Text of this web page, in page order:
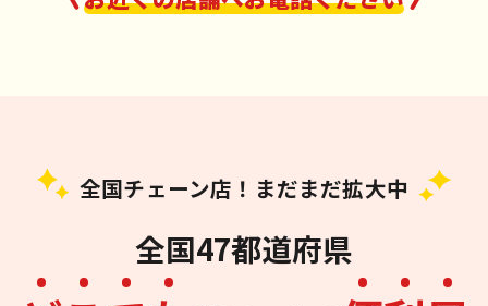
全国チェーン店！まだまだ拡大中
全国47都道府県